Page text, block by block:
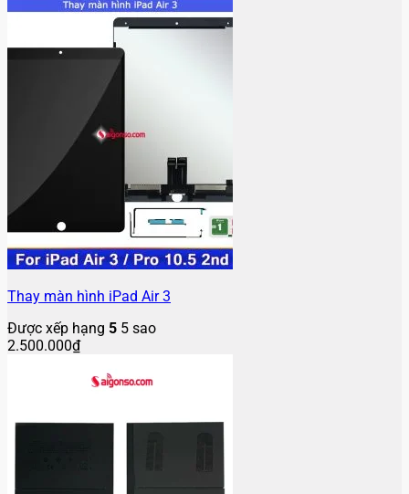
Thay màn hình iPad Air 3
Được xếp hạng 5 5 sao
2.500.000₫